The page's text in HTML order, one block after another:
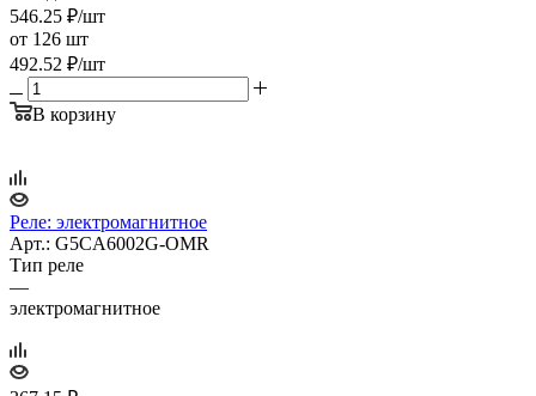
546.25 ₽/шт
от 126 шт
492.52 ₽/шт
В корзину
Реле: электромагнитное
Арт.: G5CA6002G-OMR
Тип реле
—
электромагнитное